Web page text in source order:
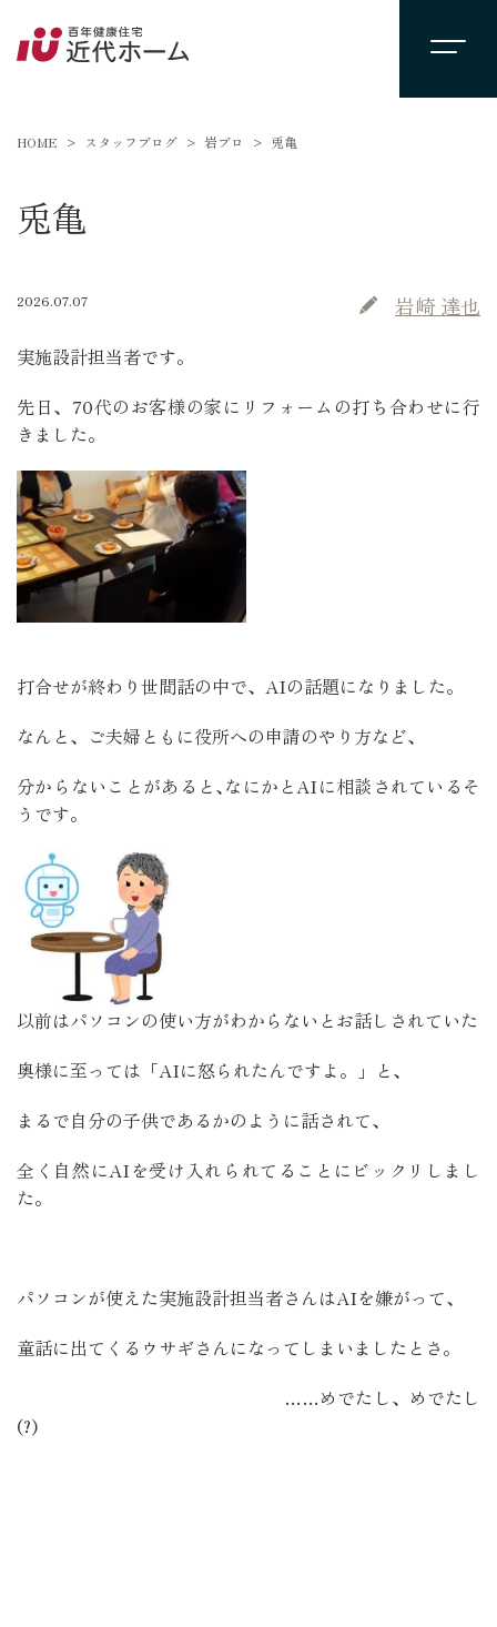
HOME スタッフブログ 岩ブロ 兎亀
兎亀
2026.07.07 岩崎 達也
実施設計担当者です。
先日、70代のお客様の家にリフォームの打ち合わせに行
きました。
打合せが終わり世間話の中で、AIの話題になりました。
なんと、ご夫婦ともに役所への申請のやり方など、
分からないことがあると､なにかとAIに相談されているそ
うです。
以前はパソコンの使い方がわからないとお話しされていた
奥様に至っては「AIに怒られたんですよ。」と、
まるで自分の子供であるかのように話されて、
全く自然にAIを受け入れられてることにビックリしまし
た。
パソコンが使えた実施設計担当者さんはAIを嫌がって、
童話に出てくるウサギさんになってしまいましたとさ。
……めでたし、めでたし
(?)